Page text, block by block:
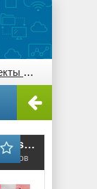
Effects
VideoHivePack - 546 (After Effects Projects Pack)